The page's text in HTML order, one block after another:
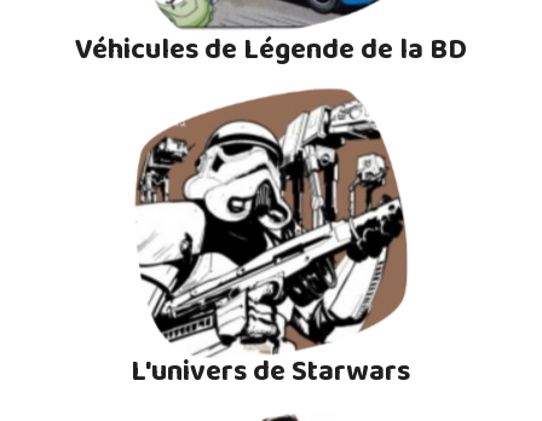
Véhicules de Légende de la BD
L'univers de Starwars